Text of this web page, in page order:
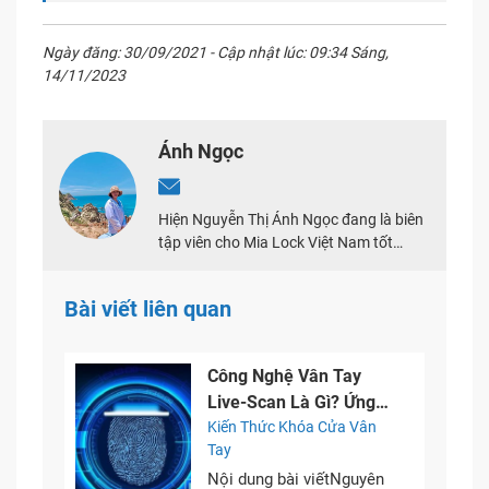
Ngày đăng: 30/09/2021 - Cập nhật lúc: 09:34 Sáng,
14/11/2023
Ánh Ngọc
Hiện Nguyễn Thị Ánh Ngọc đang là biên
tập viên cho Mia Lock Việt Nam tốt
viết về mảng khóa điện tử cùng với đam
viết giá trị cho khách hàng.
Bài viết liên quan
Công Nghệ Vân Tay
Live-Scan Là Gì? Ứng
Dụng Khóa Điện Tử
Kiến Thức Khóa Cửa Vân
Tay
Nội dung bài viếtNguyên